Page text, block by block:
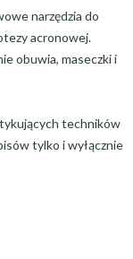
narzędzia do
acronowej.
obuwia, maseczki i
techników
tylko i wyłącznie